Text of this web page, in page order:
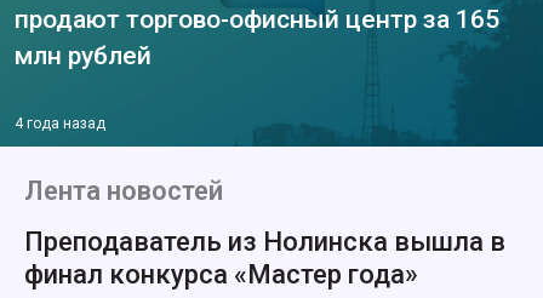
продают торгово-офисный центр за 165
млн рублей
4 года назад
Лента новостей
Преподаватель из Нолинска вышла в
финал конкурса «Мастер года»